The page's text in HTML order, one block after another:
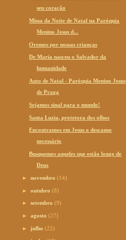
seu coração
Missa da Noite de Natal na Paróquia
Menino Jesus d...
Oremos por nossas crianças
De Maria nasceu o Salvador da
humanidade
Auto de Natal - Paróquia Menino Jesus
de Praga
Sejamos sinal para o mundo!
Santa Luzia, protetora dos olhos
Encontramos em Jesus o descanso
necessário
Busquemos aqueles que estão longe de
Deus
►novembro(14)
►outubro(8)
►setembro(9)
►agosto(27)
► julho(22)